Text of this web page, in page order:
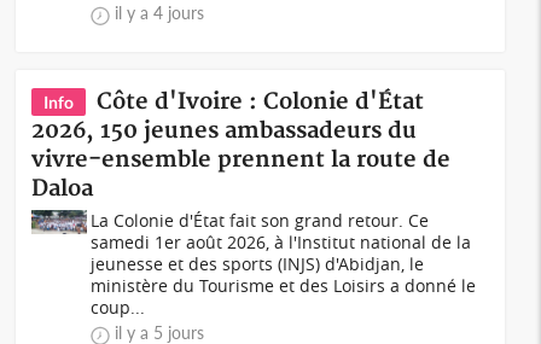
il y a 4 jours
Info
Côte d'Ivoire : Colonie d'État
2026, 150 jeunes ambassadeurs du
vivre-ensemble prennent la route de
Daloa
La Colonie d'État fait son grand retour. Ce
samedi 1er août 2026, à l'Institut national de la
jeunesse et des sports (INJS) d'Abidjan, le
ministère du Tourisme et des Loisirs a donné le
coup...
il y a 5 jours